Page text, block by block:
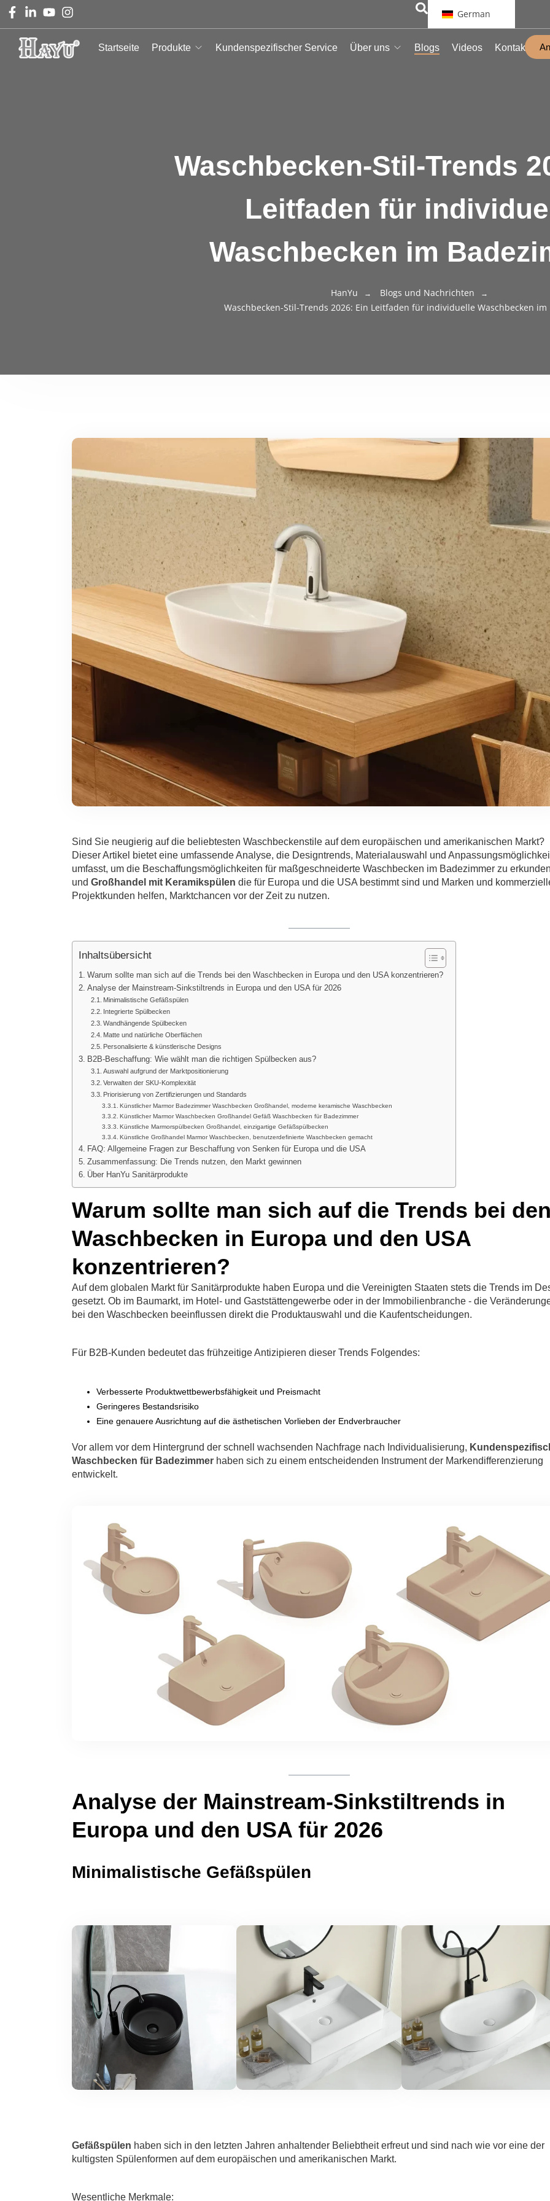
German
Startseite Produkte Kundenspezifischer Service Über uns Blogs Videos Kontakt
Waschbecken-Stil-Trends
Leitfaden für
Waschbecken im
HanYu
Blogs und Nachrichten
Waschbecken-Stil-Trends 2026: Ein Leitfaden für individuelle Waschbecken im
Sind Sie neugierig auf die beliebtesten Waschbeckenstile auf dem europäischen und amerikanischen Markt?
Dieser Artikel bietet eine umfassende Analyse, die Designtrends, Materialauswahl und
umfasst, um die Beschaffungsmöglichkeiten für maßgeschneiderte Waschbecken im Badezimmer zu
und Großhandel mit Keramikspülen die für Europa und die USA bestimmt sind und Marken und
Projektkunden helfen, Marktchancen vor der Zeit zu nutzen.
Inhaltsübersicht
Warum sollte man sich auf die Trends bei den Waschbecken in Europa und den USA konzentrieren?
Analyse der Mainstream-Sinkstiltrends in Europa und den USA für 2026
Minimalistische Gefäßspülen
Integrierte Spülbecken
Wandhängende Spülbecken
Matte und natürliche Oberflächen
Personalisierte & künstlerische Designs
B2B-Beschaffung: Wie wählt man die richtigen Spülbecken aus?
Auswahl aufgrund der Marktpositionierung
Verwalten der SKU-Komplexität
Priorisierung von Zertifizierungen und Standards
Künstlicher Marmor Badezimmer Waschbecken Großhandel, moderne keramische Waschbecken
Künstlicher Marmor Waschbecken Großhandel Gefäß Waschbecken für Badezimmer
Künstliche Marmorspülbecken Großhandel, einzigartige Gefäßspülbecken
Künstliche Großhandel Marmor Waschbecken, benutzerdefinierte Waschbecken gemacht
FAQ: Allgemeine Fragen zur Beschaffung von Senken für Europa und die USA
Zusammenfassung: Die Trends nutzen, den Markt gewinnen
Über HanYu Sanitärprodukte
Warum sollte man sich auf die Trends bei
Waschbecken in Europa und den USA
konzentrieren?
Auf dem globalen Markt für Sanitärprodukte haben Europa und die Vereinigten Staaten stets die Trends im
gesetzt. Ob im Baumarkt, im Hotel- und Gaststättengewerbe oder in der Immobilienbranche - die
bei den Waschbecken beeinflussen direkt die Produktauswahl und die Kaufentscheidungen.
Für B2B-Kunden bedeutet das frühzeitige Antizipieren dieser Trends Folgendes:
Verbesserte Produktwettbewerbsfähigkeit und Preismacht
Geringeres Bestandsrisiko
Eine genauere Ausrichtung auf die ästhetischen Vorlieben der Endverbraucher
Vor allem vor dem Hintergrund der schnell wachsenden Nachfrage nach Individualisierung,
Waschbecken für Badezimmer haben sich zu einem entscheidenden Instrument der Markendifferenzierung
entwickelt.
Analyse der Mainstream-Sinkstiltrends in
Europa und den USA für 2026
Minimalistische Gefäßspülen
Gefäßspülen haben sich in den letzten Jahren anhaltender Beliebtheit erfreut und sind nach wie vor eine der
kultigsten Spülenformen auf dem europäischen und amerikanischen Markt.
Wesentliche Merkmale: